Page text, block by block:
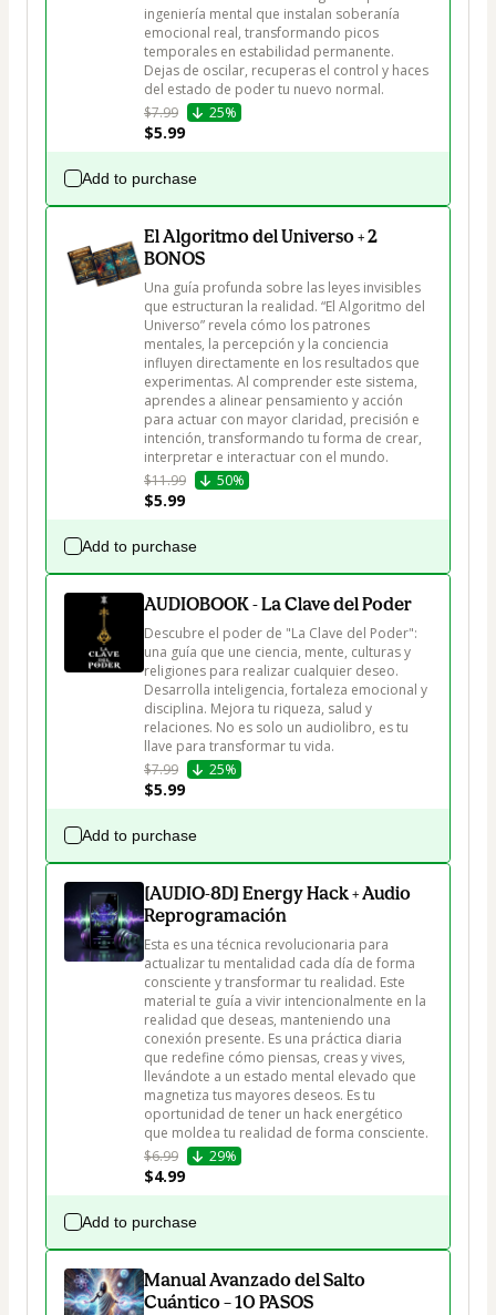
ingeniería mental que instalan soberanía
emocional real, transformando picos
temporales en estabilidad permanente.
Dejas de oscilar, recuperas el control y haces
$7.99
25%
$5.99
Add to purchase
El Algoritmo del Universo + 2
BONOS
Una guía profunda sobre las leyes invisibles
que estructuran la realidad. “El Algoritmo del
Universo” revela cómo los patrones
mentales, la percepción y la conciencia
influyen directamente en los resultados que
experimentas. Al comprender este sistema,
aprendes a alinear pensamiento y acción
para actuar con mayor claridad, precisión e
intención, transformando tu forma de crear,
$11.99
50%
$5.99
Add to purchase
AUDIOBOOK - La Clave del Poder
Descubre el poder de "La Clave del Poder":
una guía que une ciencia, mente, culturas y
religiones para realizar cualquier deseo.
Desarrolla inteligencia, fortaleza emocional y
disciplina. Mejora tu riqueza, salud y
relaciones. No es solo un audiolibro, es tu
$7.99
25%
$5.99
Add to purchase
[AUDIO-8D] Energy Hack + Audio
Reprogramación
Esta es una técnica revolucionaria para
actualizar tu mentalidad cada día de forma
consciente y transformar tu realidad. Este
material te guía a vivir intencionalmente en la
realidad que deseas, manteniendo una
conexión presente. Es una práctica diaria
que redefine cómo piensas, creas y vives,
llevándote a un estado mental elevado que
magnetiza tus mayores deseos. Es tu
oportunidad de tener un hack energético
$6.99
29%
$4.99
Add to purchase
Manual Avanzado del Salto
Cuántico – 10 PASOS